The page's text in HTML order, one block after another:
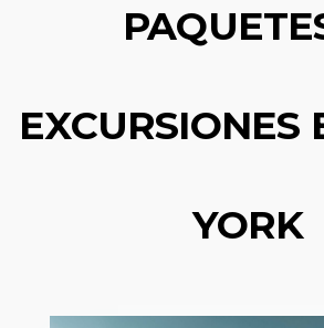
EXCURSIONES
YORK